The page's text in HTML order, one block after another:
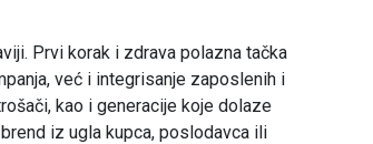
Prvi korak i zdrava polazna tačka
već i integrisanje zaposlenih i
kao i generacije koje dolaze
iz ugla kupca, poslodavca ili